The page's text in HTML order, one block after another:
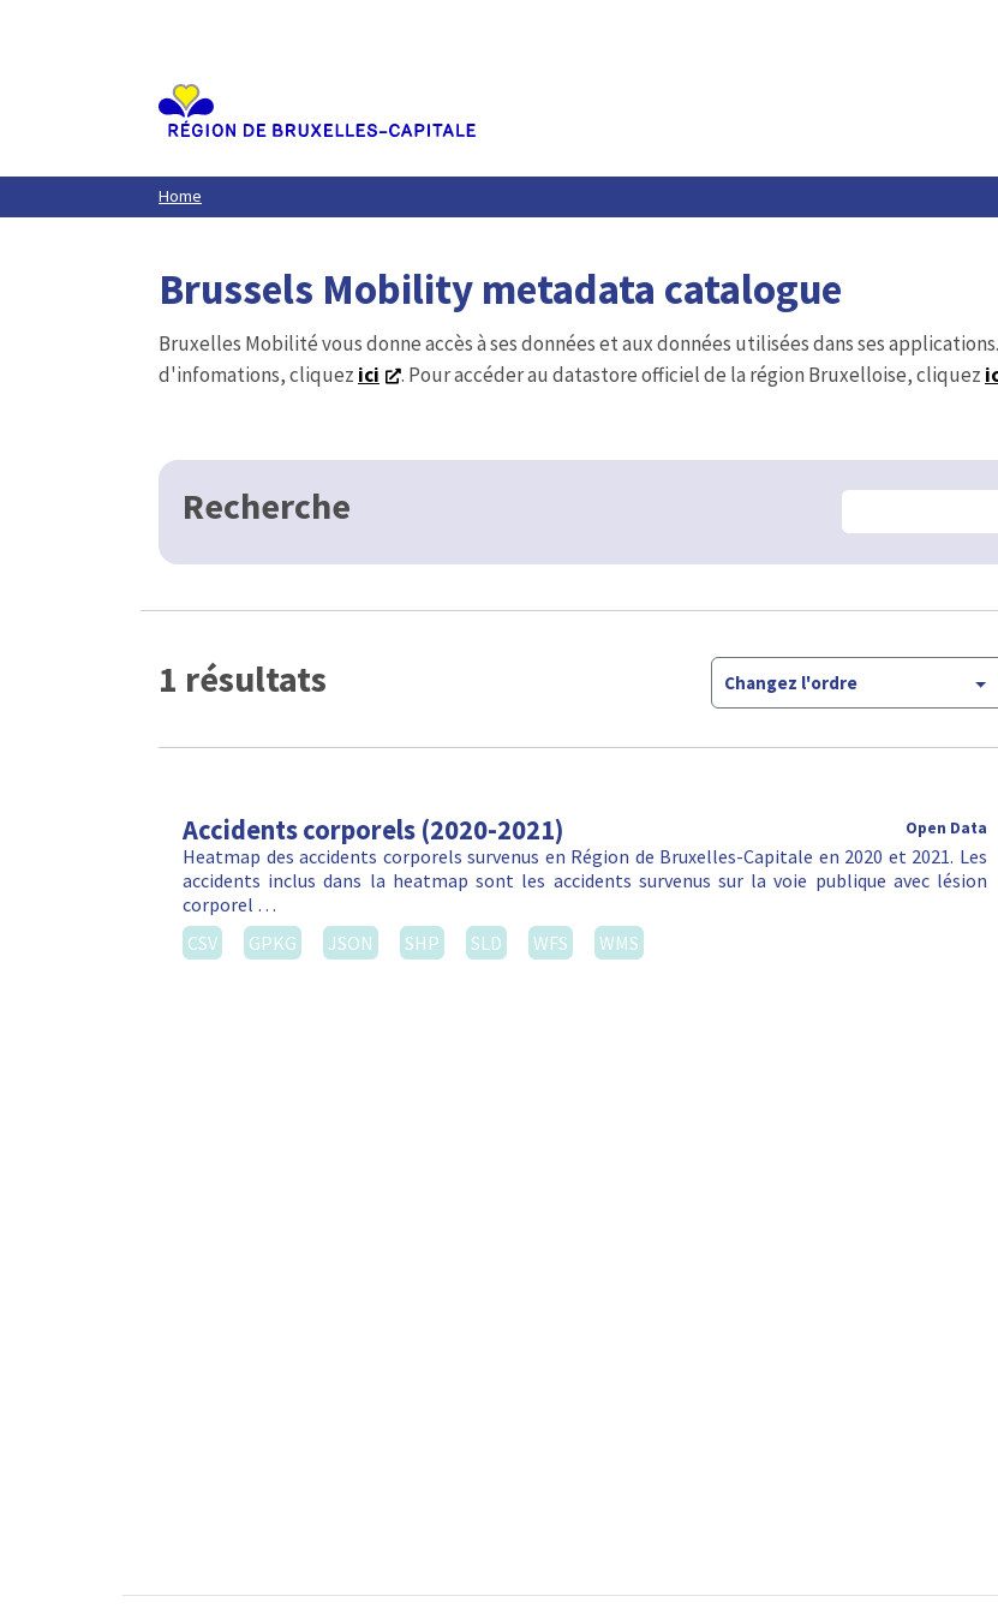
Home
Brussels Mobility metadata catalogue
Bruxelles Mobilité vous donne accès à ses données et aux données utilisées dans ses
d'infomations, cliquez ici . Pour accéder au datastore officiel de la région Bruxelloise, cliquez
Recherche
1 résultats Changez l'ordre
Accidents corporels (2020-2021) Open Data
Heatmap des accidents corporels survenus en Région de Bruxelles-Capitale en 2020 et 2021. Les
accidents inclus dans la heatmap sont les accidents survenus sur la voie publique avec lésion
corporel …
CSV
GPKG JSON SHP SLD WFS WMS